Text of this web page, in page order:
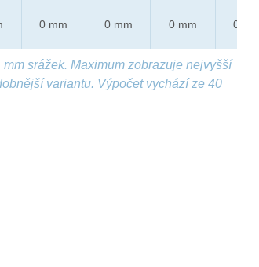
0 mm 0 mm 0 mm 0 mm
srážek. Maximum zobrazuje nejvyšší
variantu. Výpočet vychází ze 40